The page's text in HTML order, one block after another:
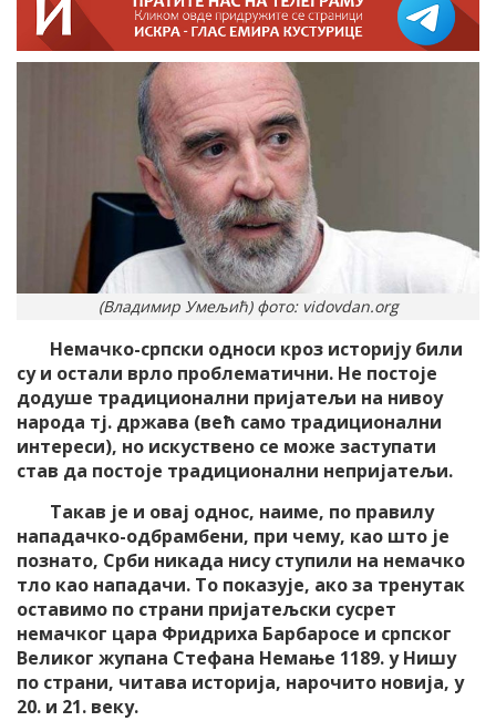
(Владимир Умељић) фото: vidovdan.org
Немачко-српски односи кроз историју били
су и остали врло проблематични. Не постоје
додуше традиционални пријатељи на нивоу
народа тј. држава (већ само традиционални
интереси), но искуствено се може заступати
став да постоје традиционални непријатељи.
Такав је и овај однос, наиме, по правилу
нападачко-одбрамбени, при чему, као што је
познато, Срби никада нису ступили на немачко
тло као нападачи. То показује, ако за тренутак
оставимо по страни пријатељски сусрет
немачког цара Фридриха Барбаросе и српског
Великог жупана Стефана Немање 1189. у Нишу
по страни, читава историја, нарочито новија, у
20. и 21. веку.